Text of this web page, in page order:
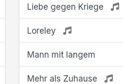
Liebe gegen Kriege
Loreley
Mann mit langem
Mehr als Zuhause